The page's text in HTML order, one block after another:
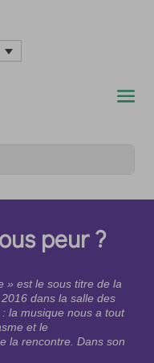
peur ?
» est le sous titre de la
dans la salle des
la musique nous a tout
et le
la rencontre. Dans son